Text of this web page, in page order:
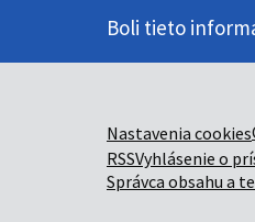
Boli tieto
Nastavenia cookies
RSSVyhlásenie o
Správca obsahu a